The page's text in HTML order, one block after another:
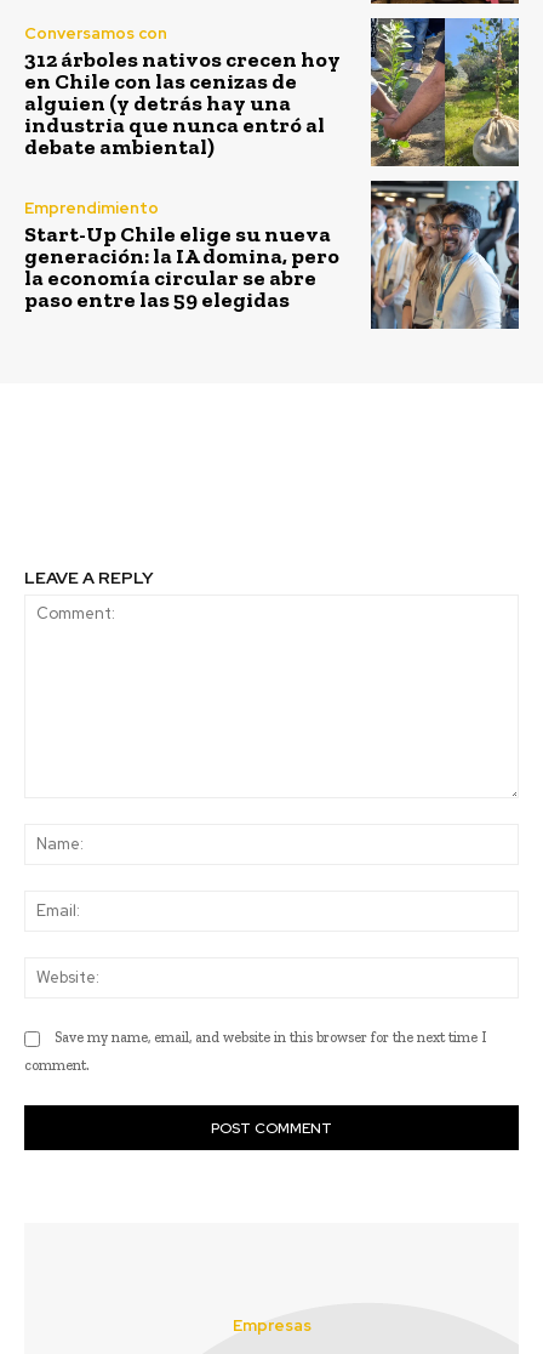
Conversamos con
312 árboles nativos crecen hoy
en Chile con las cenizas de
alguien (y detrás hay una
industria que nunca entró al
debate ambiental)
Emprendimiento
Start-Up Chile elige su nueva
generación: la IA domina, pero
la economía circular se abre
paso entre las 59 elegidas
LEAVE A REPLY
Save my name, email, and website in this browser for the next time I
comment.